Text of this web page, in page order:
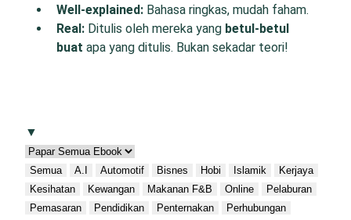
Well-explained: Bahasa ringkas, mudah faham.
Real: Ditulis oleh mereka yang betul-betul
buat apa yang ditulis. Bukan sekadar teori!
▼
Semua A.I Automotif Bisnes Hobi Islamik
Kerjaya
Kesihatan
Kewangan Makanan F&B Online
Pelaburan
Pemasaran
Pendidikan Penternakan
Perhubungan